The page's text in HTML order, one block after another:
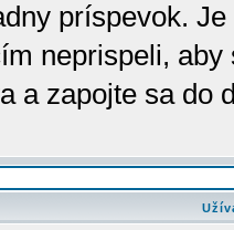
príspevok.
neprispeli,
a zapojte sa do